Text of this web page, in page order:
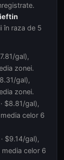
în raza de 5
gal),
zonei.
gal),
zonei.
$8.81/gal),
celor 6
$9.14/gal),
media celor 6